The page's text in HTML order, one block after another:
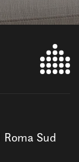
Roma Sud